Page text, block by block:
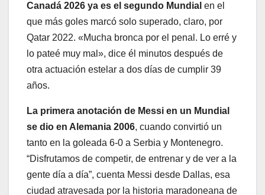
Canadá 2026 ya es el segundo Mundial en el
que más goles marcó solo superado, claro, por
Qatar 2022. «Mucha bronca por el penal. Lo erré y
lo pateé muy mal», dice él minutos después de
otra actuación estelar a dos días de cumplir 39
años.
La primera anotación de Messi en un Mundial
se dio en Alemania 2006, cuando convirtió un
tanto en la goleada 6-0 a Serbia y Montenegro.
“Disfrutamos de competir, de entrenar y de ver a la
gente día a día”, cuenta Messi desde Dallas, esa
ciudad atravesada por la historia maradoneana de